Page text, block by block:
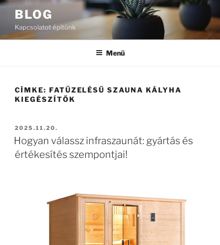
Tartalomhoz
BLOG
Kapcsolatot építünk
Menü
CÍMKE: FATÜZELÉSŰ SZAUNA KÁLYHA
KIEGÉSZÍTŐK
BEKÜLDVE:
2025.11.20.
Hogyan válassz infraszaunát: gyártás és
értékesítés szempontjai!